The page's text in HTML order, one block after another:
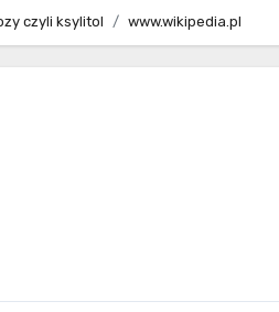
czyli ksylitol www.wikipedia.pl